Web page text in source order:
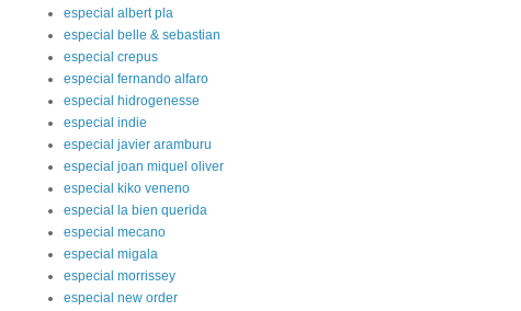
especial albert pla
especial belle & sebastian
especial crepus
especial fernando alfaro
especial hidrogenesse
especial indie
especial javier aramburu
especial joan miquel oliver
especial kiko veneno
especial la bien querida
especial mecano
especial migala
especial morrissey
especial new order